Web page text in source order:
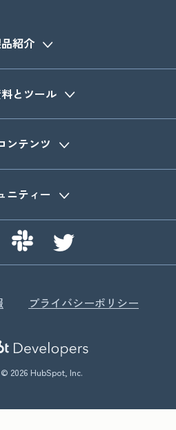
紹介
とツール
ンテンツ
ニティー
2026 HubSpot, Inc.
プライバシーポリシー